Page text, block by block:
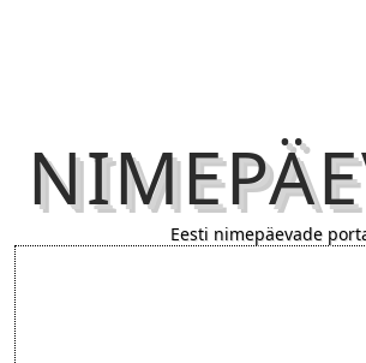
Eesti nimepäevade